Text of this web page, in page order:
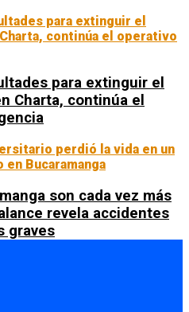
para extinguir el
Charta, continúa el
son cada vez más
revela accidentes
graves